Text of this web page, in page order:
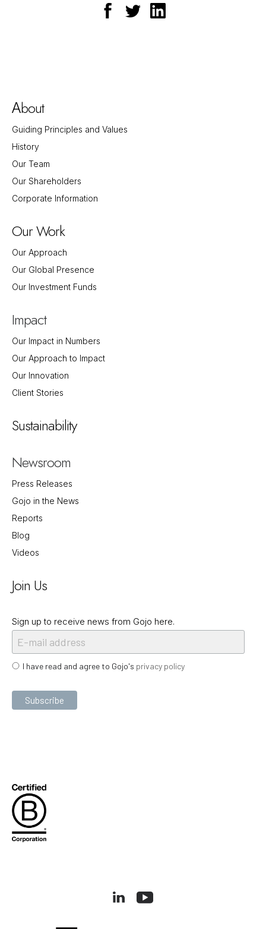
About
Guiding Principles and Values
History
Our Team
Our Shareholders
Corporate Information
Our Work
Our Approach
Our Global Presence
Our Investment Funds
Impact
Our Impact in Numbers
Our Approach to Impact
Our Innovation
Client Stories
Sustainability
Newsroom
Press Releases
Gojo in the News
Reports
Blog
Videos
Join Us
Sign up to receive news from Gojo here.
I have read and agree to Gojo's privacy policy